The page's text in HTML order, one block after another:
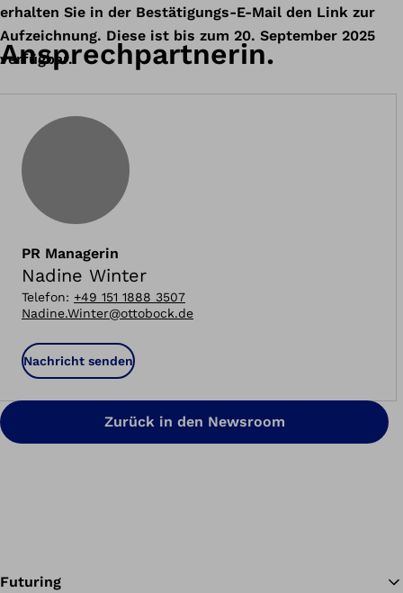
erhalten Sie in der Bestätigungs-E-Mail den Link zur
Aufzeichnung. Diese ist bis zum 20. September 2025
verfügbar.
Ansprechpartnerin.
PR Managerin
Nadine Winter
Telefon: +49 151 1888 3507
Nadine.Winter@ottobock.de
Nachricht senden
Zurück in den Newsroom
Futuring